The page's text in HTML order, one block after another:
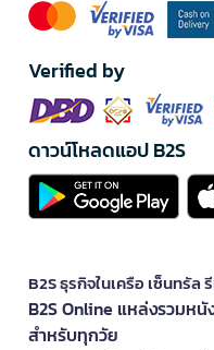
Verified by
ดาวน์โหลดแอป B2S
B2S ธุรกิจในเครือ เซ็นทรัล
B2S Online แหล่งรวมหนั
สำหรับทุกวัย